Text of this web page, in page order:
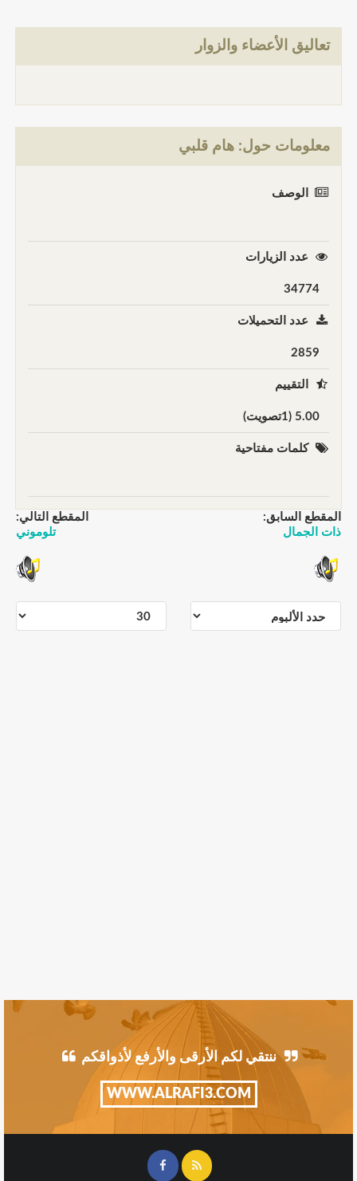
تعاليق الأعضاء والزوار
معلومات حول: هام قلبي
الوصف
عدد الزيارات
34774
عدد التحميلات
2859
التقييم
5.00 (1تصويت)
كلمات مفتاحية
المقطع السابق:
ذات الجمال
المقطع التالي:
تلوموني
ننتقي لكم الأرقى والأرفع لأذواقكم
WWW.ALRAFI3.COM